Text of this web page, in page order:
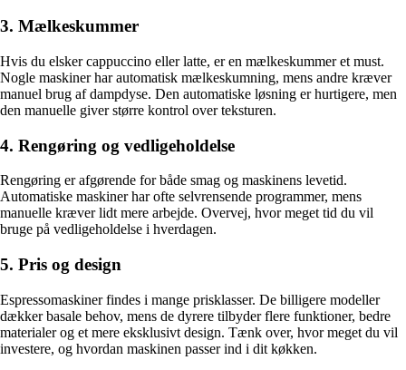
3. Mælkeskummer
Hvis du elsker cappuccino eller latte, er en mælkeskummer et must.
Nogle maskiner har automatisk mælkeskumning, mens andre kræver
manuel brug af dampdyse. Den automatiske løsning er hurtigere, men
den manuelle giver større kontrol over teksturen.
4. Rengøring og vedligeholdelse
Rengøring er afgørende for både smag og maskinens levetid.
Automatiske maskiner har ofte selvrensende programmer, mens
manuelle kræver lidt mere arbejde. Overvej, hvor meget tid du vil
bruge på vedligeholdelse i hverdagen.
5. Pris og design
Espressomaskiner findes i mange prisklasser. De billigere modeller
dækker basale behov, mens de dyrere tilbyder flere funktioner, bedre
materialer og et mere eksklusivt design. Tænk over, hvor meget du vil
investere, og hvordan maskinen passer ind i dit køkken.